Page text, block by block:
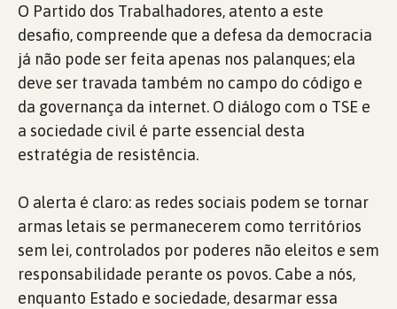
O Partido dos Trabalhadores, atento a este
desafio, compreende que a defesa da democracia
já não pode ser feita apenas nos palanques; ela
deve ser travada também no campo do código e
da governança da internet. O diálogo com o TSE e
a sociedade civil é parte essencial desta
estratégia de resistência.
O alerta é claro: as redes sociais podem se tornar
armas letais se permanecerem como territórios
sem lei, controlados por poderes não eleitos e sem
responsabilidade perante os povos. Cabe a nós,
enquanto Estado e sociedade, desarmar essa